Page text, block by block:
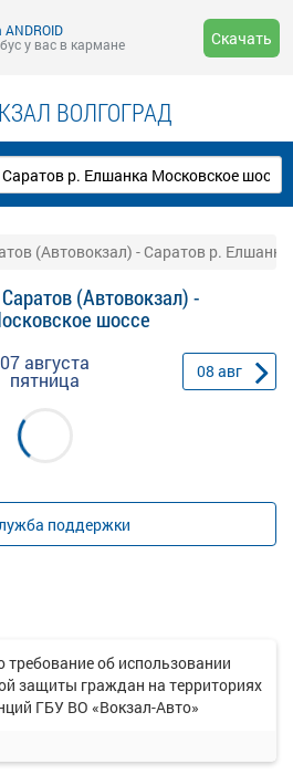
у вас в кармане
Скачать
ВОЛГОГРАД
(Автовокзал) - Саратов р.
(Автовокзал) -
шоссе
07 августа
пятница 08 авг
поддержки
требование об использовании
защиты граждан на территориях
ГБУ ВО «Вокзал-Авто»